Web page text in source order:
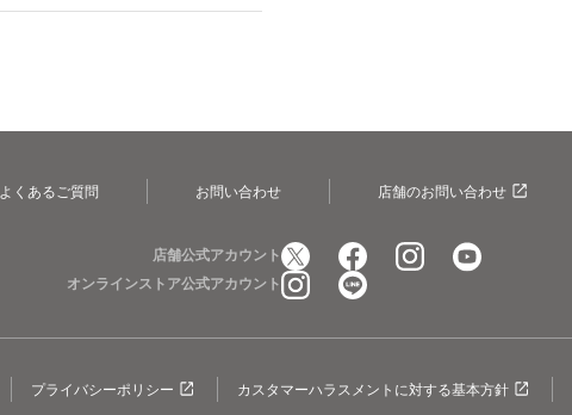
よくあるご質問 お問い合わせ 店舗のお問い合わせ
店舗公式アカウント
オンラインストア公式アカウント
プライバシーポリシー カスタマーハラスメントに対する基本方針